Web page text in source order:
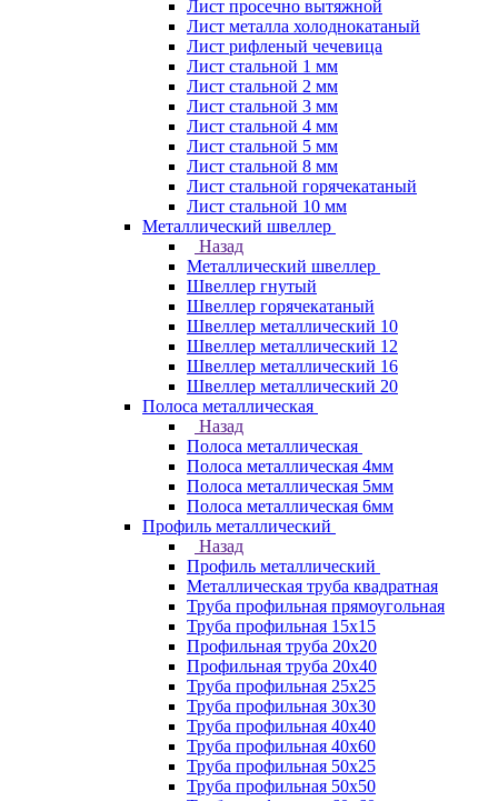
Лист просечно вытяжной
Лист металла холоднокатаный
Лист рифленый чечевица
Лист стальной 1 мм
Лист стальной 2 мм
Лист стальной 3 мм
Лист стальной 4 мм
Лист стальной 5 мм
Лист стальной 8 мм
Лист стальной горячекатаный
Лист стальной 10 мм
Металлический швеллер
Назад
Металлический швеллер
Швеллер гнутый
Швеллер горячекатаный
Швеллер металлический 10
Швеллер металлический 12
Швеллер металлический 16
Швеллер металлический 20
Полоса металлическая
Назад
Полоса металлическая
Полоса металлическая 4мм
Полоса металлическая 5мм
Полоса металлическая 6мм
Профиль металлический
Назад
Профиль металлический
Металлическая труба квадратная
Труба профильная прямоугольная
Труба профильная 15х15
Профильная труба 20х20
Профильная труба 20х40
Труба профильная 25х25
Труба профильная 30x30
Труба профильная 40х40
Труба профильная 40х60
Труба профильная 50х25
Труба профильная 50х50